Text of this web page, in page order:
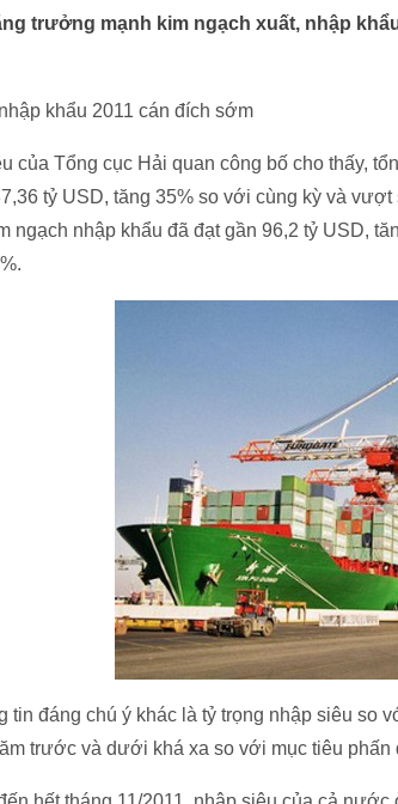
trưởng mạnh kim ngạch xuất, nhập
khẩu 2011 cán đích sớm
của Tổng cục Hải quan công bố cho thấy,
tỷ USD, tăng 35% so với cùng kỳ và
ngạch nhập khẩu đã đạt gần 96,2 tỷ USD,
tin đáng chú ý khác là tỷ trọng nhập siêu so
trước và dưới khá xa so với mục tiêu phấn